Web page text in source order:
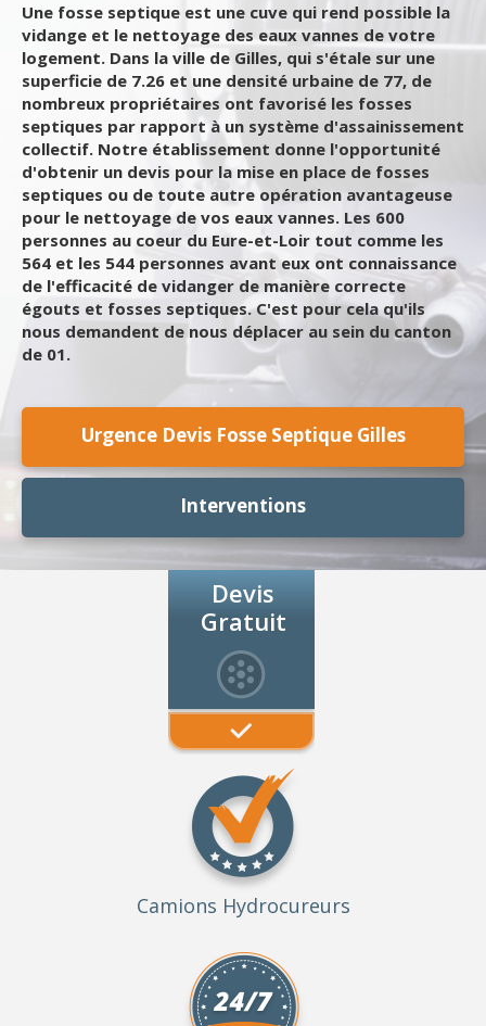
Une fosse septique est une cuve qui rend possible la
vidange et le nettoyage des eaux vannes de votre
logement. Dans la ville de Gilles, qui s'étale sur une
superficie de 7.26 et une densité urbaine de 77, de
nombreux propriétaires ont favorisé les fosses
septiques par rapport à un système d'assainissement
collectif. Notre établissement donne l'opportunité
d'obtenir un devis pour la mise en place de fosses
septiques ou de toute autre opération avantageuse
pour le nettoyage de vos eaux vannes. Les 600
personnes au coeur du Eure-et-Loir tout comme les
564 et les 544 personnes avant eux ont connaissance
de l'efficacité de vidanger de manière correcte
égouts et fosses septiques. C'est pour cela qu'ils
nous demandent de nous déplacer au sein du canton
de 01.
Urgence Devis Fosse Septique Gilles
Interventions
Devis
Gratuit
Camions Hydrocureurs